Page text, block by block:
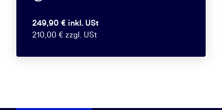
249,90 € inkl. USt
210,00 € zzgl. USt